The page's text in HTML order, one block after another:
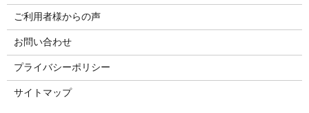
ご利用者様からの声
お問い合わせ
プライバシーポリシー
サイトマップ